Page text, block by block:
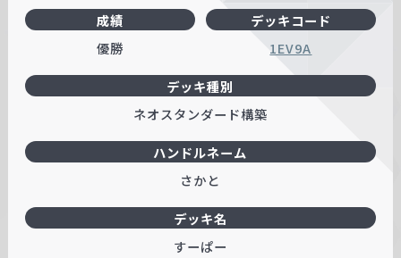
成績
優勝
ハンドルネーム
さかと
デッキコード
1EV9A
デッキ名
すーぱー
デッキ種別
ネオスタンダード構築